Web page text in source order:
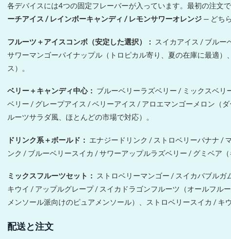
各デバイスには4つの固定フレーバーが入っています。最初の注文
ーチアイス / レインボーキャンディ / レモンサワーオレンジ — どち
フルーツ＋アイスコンボ（安定した選択）：
スイカアイス / ブルー
サワーマンゴーパイナップル（トロピカル寄り、夏の在庫に最適
ス）。
ベリー＋キャンディ中心： ブルーベリーラズベリー / ミックスベ
ベリー / グレープアイス / ベリーアイス / アロエマンゴーメロン（
ルーツサラダ風、ほとんどの市場で対応）。
ドリンク系＋ボールド： エナジードリンク / ストロベリーバナナ /
ンク / ブルーベリースイカ / サワーアップルラズベリー / グミベア
ミックスフルーツセット：
ストロベリーマンゴー / スイカバブル
キウイ / アップルグレープ / スイカドラゴンフルーツ（オールフル
メンソール派向けのピュアメンソール）、ストロベリースイカ /
配送と注文